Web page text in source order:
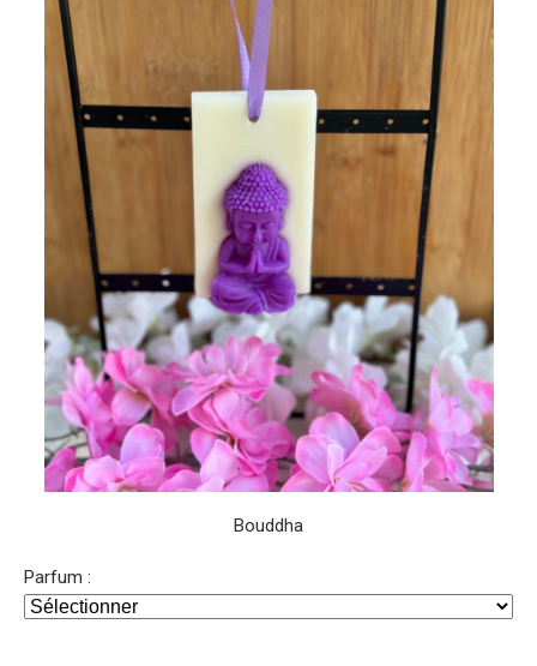
Bouddha
Parfum :